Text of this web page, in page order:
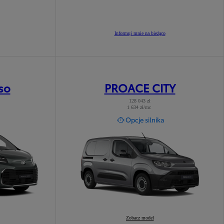
Informuj mnie na bieżąco
ważne informacje
PROACE CITY
128 043 zł
1 634 zł/mcPrzeczytaj ważne
Opcje silnika
PROACE CITY
Zobacz model